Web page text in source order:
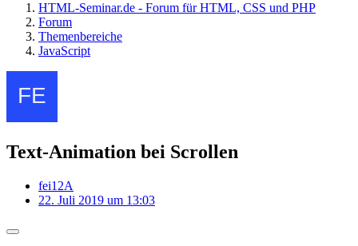
HTML-Seminar.de - Forum für HTML, CSS und PHP
Forum
Themenbereiche
JavaScript
Text-Animation bei Scrollen
fei12A
22. Juli 2019 um 13:03